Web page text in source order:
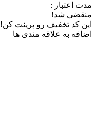
مدت اعتبار :
منقضی شد!
این کد تخفیف رو پرینت کن!
اضافه به علاقه مندی ها